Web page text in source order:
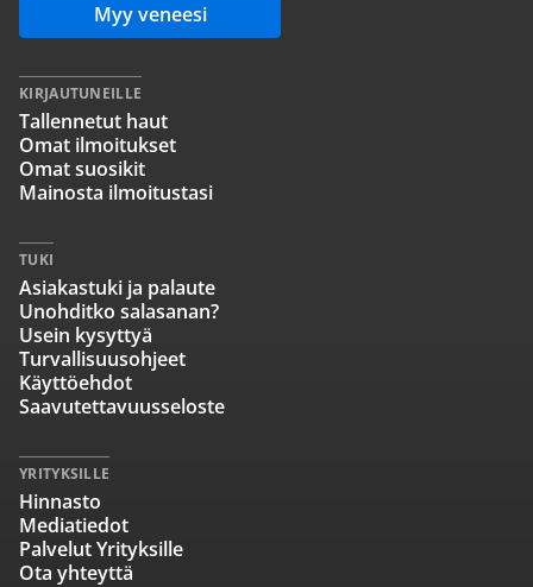
Myy veneesi
KIRJAUTUNEILLE
Tallennetut haut
Omat ilmoitukset
Omat suosikit
Mainosta ilmoitustasi
TUKI
Asiakastuki ja palaute
Unohditko salasanan?
Usein kysyttyä
Turvallisuusohjeet
Käyttöehdot
Saavutettavuusseloste
YRITYKSILLE
Hinnasto
Mediatiedot
Palvelut Yrityksille
Ota yhteyttä